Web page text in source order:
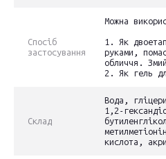
Спосіб
застосування
Можна
1. Як
руками,
обличчя.
2. Як гель
Склад
Вода,
1,2-
кислота,